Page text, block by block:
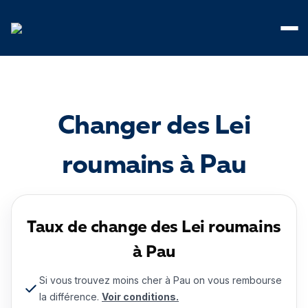
Changer des Lei
roumains à Pau
Taux de change des Lei roumains
à Pau
Si vous trouvez moins cher à Pau on vous rembourse
la différence. Voir conditions.